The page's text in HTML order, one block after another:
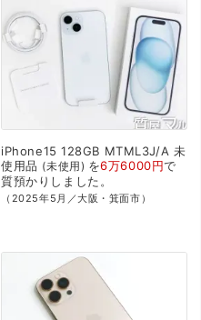
iPhone15 128GB MTML3J/A 未
使用品
未使用 を6万6000円で
質預かり しました。
（2025年5月／大阪・箕面市）